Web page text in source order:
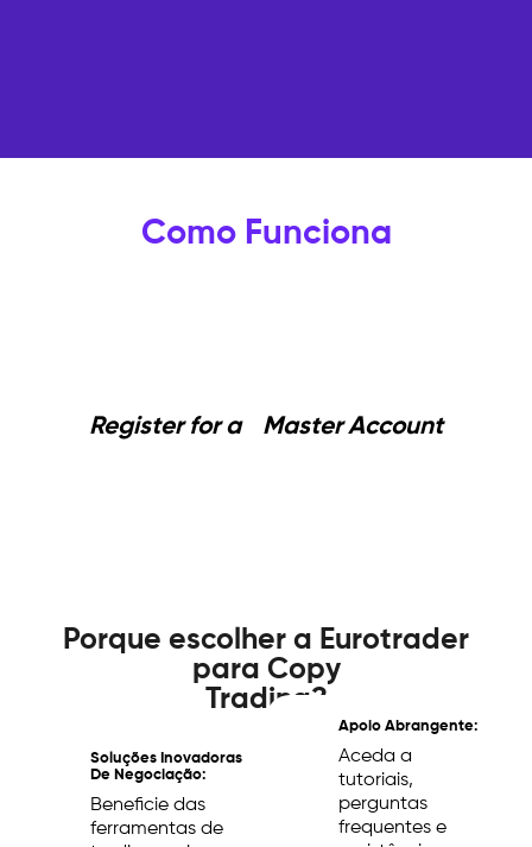
Como Funciona
Register for a Master Account
Porque escolher a Eurotrader
para Copy
Trading?
Soluções Inovadoras
De Negociação:
Beneficie das
ferramentas de
Apoio Abrangente:
Aceda a
tutoriais,
perguntas
frequentes e